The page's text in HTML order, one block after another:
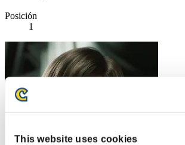
This website uses cookies
Posición
1